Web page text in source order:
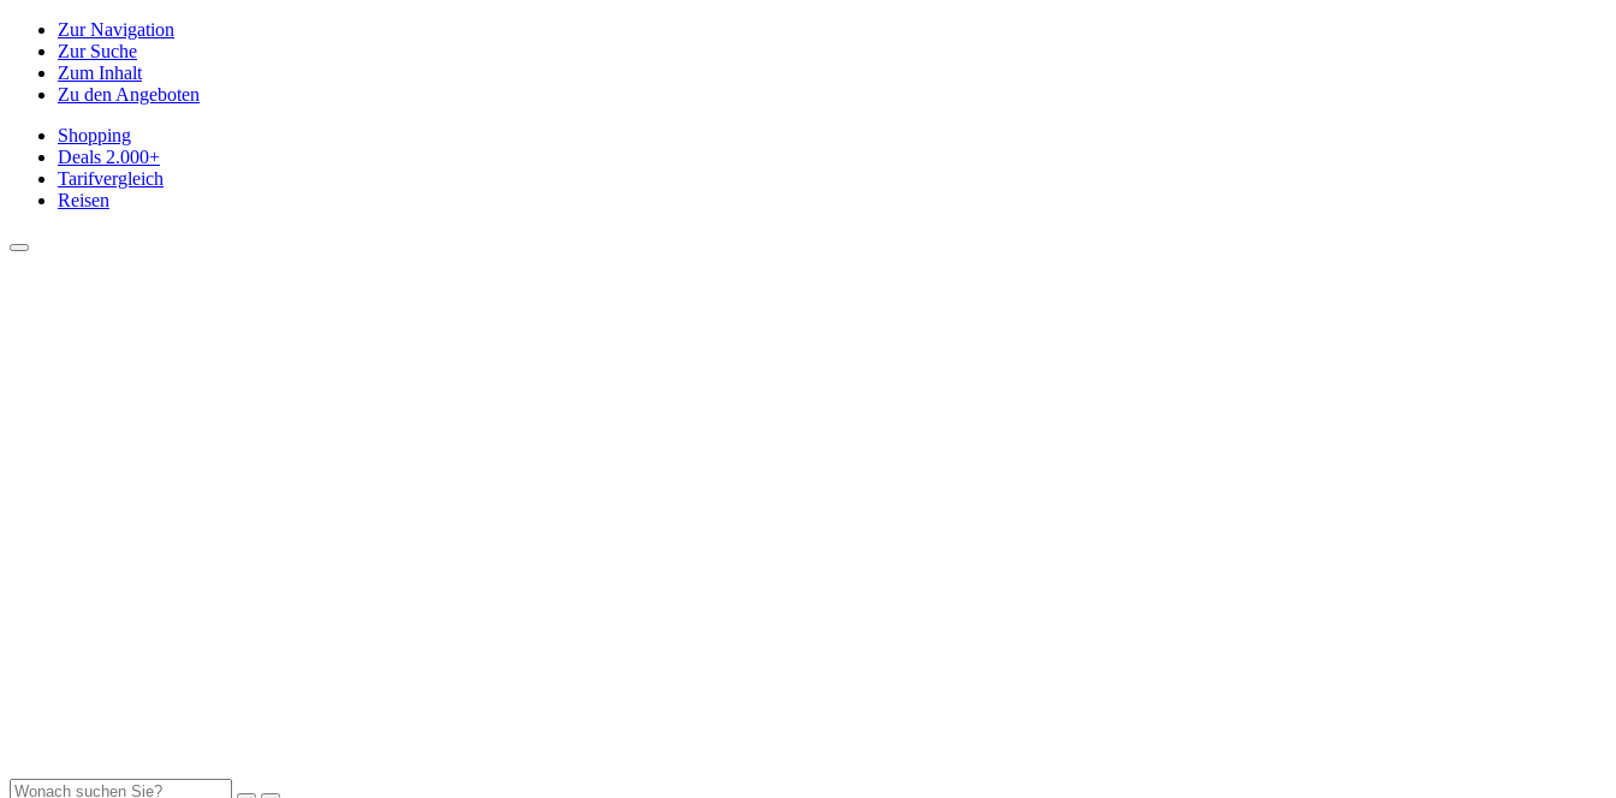
Zur Navigation
Zur Suche
Zum Inhalt
Zu den Angeboten
Shopping
Deals 2.000+
Tarifvergleich
Reisen